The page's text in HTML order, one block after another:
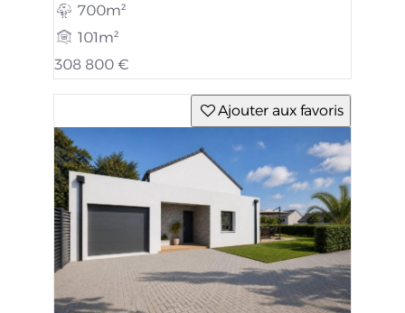
700m²
101m²
308 800 €
Ajouter aux favoris